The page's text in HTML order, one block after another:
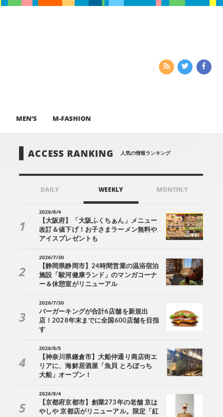
MEN’S M-FASHION
ACCESS RANKING 人気の情報ランキング
DAILY WEEKLY MONTHLY
2026/8/4
【大阪府】「大阪ふくちぁん」メニュー
改訂＆値下げ！お子さまラーメン無料や
アイスプレゼントも
2026/7/30
【静岡県静岡市】24時間営業の温浴宿泊
施設「駿河健康ランド」のマンガコーナ
ー＆休憩室がリニューアル
2026/7/30
バーガーキングが合計6店舗を新規出
店！2028年末までに全国600店舗を目指
す
2026/8/5
【神奈川県鎌倉市】大船仲通り商店街エ
リアに、海鮮居酒屋「魚貝 とろぼっち
大船」オープン！
2026/8/4
【京都府京都市】創業273年の老舗 京は
やしや 京都店がリニューアル。限定「紅